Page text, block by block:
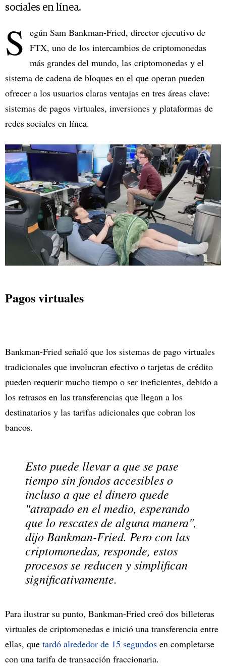
sociales en línea.
S egún Sam Bankman-Fried, director ejecutivo de
FTX, uno de los intercambios de criptomonedas
más grandes del mundo, las criptomonedas y el
sistema de cadena de bloques en el que operan pueden
ofrecer a los usuarios claras ventajas en tres áreas clave:
sistemas de pagos virtuales, inversiones y plataformas de
redes sociales en línea.
Pagos virtuales
Bankman-Fried señaló que los sistemas de pago virtuales
tradicionales que involucran efectivo o tarjetas de crédito
pueden requerir mucho tiempo o ser ineficientes, debido a
los retrasos en las transferencias que llegan a los
destinatarios y las tarifas adicionales que cobran los
bancos.
Esto puede llevar a que se pase
tiempo sin fondos accesibles o
incluso a que el dinero quede
"atrapado en el medio, esperando
que lo rescates de alguna manera",
dijo Bankman-Fried. Pero con las
criptomonedas, responde, estos
procesos se reducen y simplifican
significativamente.
Para ilustrar su punto, Bankman-Fried creó dos billeteras
virtuales de criptomonedas e inició una transferencia entre
ellas, que tardó alrededor de 15 segundos en completarse
con una tarifa de transacción fraccionaria.